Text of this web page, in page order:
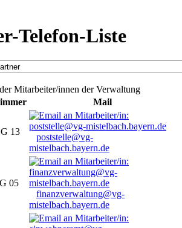
Telefon-Liste
Mitarbeiter/innen der Verwaltung
Mail
13
poststelle@vg-
mistelbach.bayern.de
05
finanzverwaltung@vg-
mistelbach.bayern.de